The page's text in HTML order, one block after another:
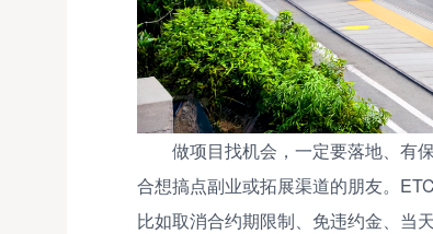
做项目找机会，一定要落地、有
合想搞点副业或拓展渠道的朋友。
比如取消合约期限制、免违约金、